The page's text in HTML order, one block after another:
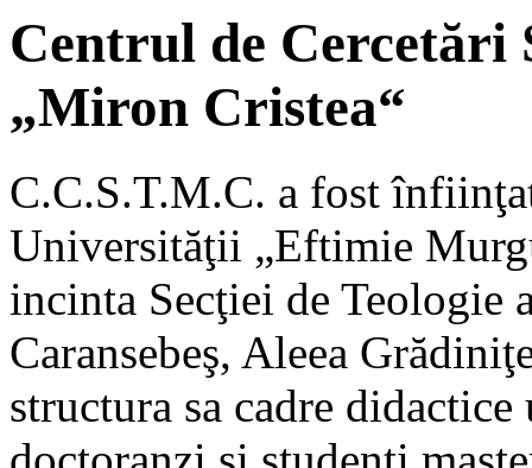
Centrul de Cercetări
„Miron Cristea“
C.C.S.T.M.C. a fost
Universităţii „Eftimie
incinta Secţiei de
Caransebeş, Aleea
structura sa cadre